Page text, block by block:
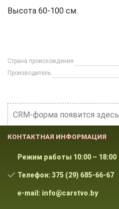
Высота 60-100 см.
Страна происхождения
Производитель
CRM-форма появится здесь
КОНТАКТНАЯ ИНФОРМАЦИЯ
Режим работы 10:00 – 18:00
Телефон: 375 (29) 685-66-67
e-mail: info@carstvo.by